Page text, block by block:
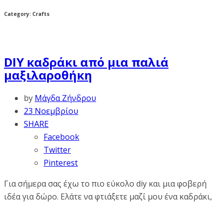
Category: Crafts
DIY καδράκι από μια παλιά
μαξιλαροθήκη
by Μάγδα Ζήνδρου
23 Νοεμβρίου
SHARE
Facebook
Twitter
Pinterest
Για σήμερα σας έχω το πιο εύκολο diy και μια φοβερή
ιδέα για δώρο. Ελάτε να φτιάξετε μαζί μου ένα καδράκι,